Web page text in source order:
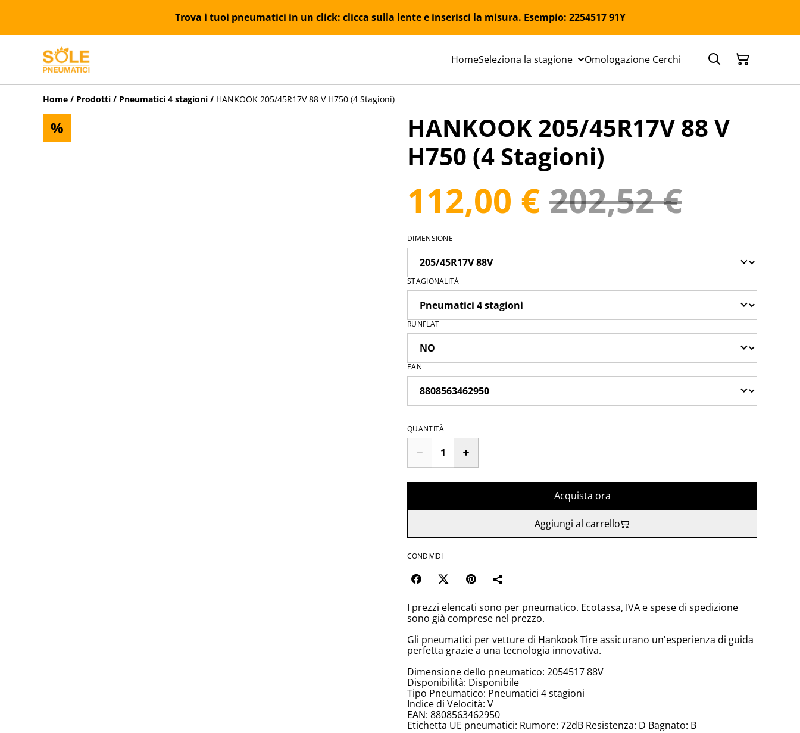
Trova i tuoi pneumatici in un click: clicca sulla lente e inserisci la misura. Esempio: 2254517 91Y
HomeSeleziona la stagione Omologazione Cerchi
Home / Prodotti / Pneumatici 4 stagioni / HANKOOK 205/45R17V 88 V H750 (4 Stagioni)
%
HANKOOK 205/45R17V 88 V
H750 (4 Stagioni)
112,00 € 202,52 €
DIMENSIONE
STAGIONALITÀ
RUNFLAT
EAN
QUANTITÀ
Acquista ora
Aggiungi al carrello
CONDIVIDI
I prezzi elencati sono per pneumatico. Ecotassa, IVA e spese di spedizione
sono già comprese nel prezzo.
Gli pneumatici per vetture di Hankook Tire assicurano un'esperienza di guida
perfetta grazie a una tecnologia innovativa.
Dimensione dello pneumatico: 2054517 88V
Disponibilità: Disponibile
Tipo Pneumatico: Pneumatici 4 stagioni
Indice di Velocità: V
EAN: 8808563462950
Etichetta UE pneumatici: Rumore: 72dB Resistenza: D Bagnato: B